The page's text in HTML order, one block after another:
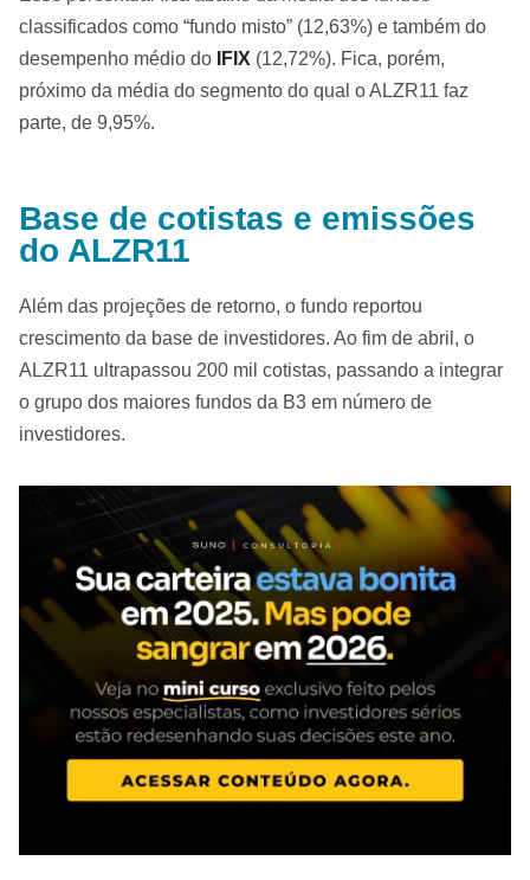
classificados como “fundo misto” (12,63%) e também do
desempenho médio do
IFIX (12,72%). Fica, porém,
próximo da média do segmento do qual o ALZR11 faz
parte, de 9,95%.
Base de cotistas e emissões
do ALZR11
Além das projeções de retorno, o fundo reportou
crescimento da base de investidores. Ao fim de abril, o
ALZR11 ultrapassou 200 mil cotistas, passando a integrar
o grupo dos maiores fundos da B3 em número de
investidores.